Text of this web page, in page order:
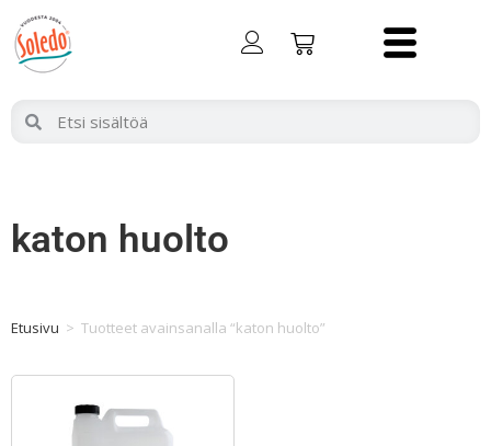
katon huolto
Etusivu > Tuotteet avainsanalla “katon huolto”